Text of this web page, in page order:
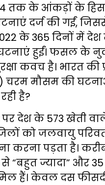
तक के आंकड़ों के
दर्ज की गईं,
के 365 दिनों में देश
हुईं। फसल के
कवच है। भारत
चरम मौसम की
है?
देश के 573 खेती
को जलवायु
करना पड़ता है।
ज्यादा” और 35
हैं। केवल दस